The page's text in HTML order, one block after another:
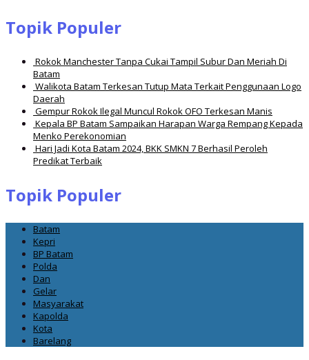
Topik Populer
Rokok Manchester Tanpa Cukai Tampil Subur Dan Meriah Di
Batam
Walikota Batam Terkesan Tutup Mata Terkait Penggunaan Logo
Daerah
Gempur Rokok Ilegal Muncul Rokok OFO Terkesan Manis
Kepala BP Batam Sampaikan Harapan Warga Rempang Kepada
Menko Perekonomian
Hari Jadi Kota Batam 2024, BKK SMKN 7 Berhasil Peroleh
Predikat Terbaik
Topik Populer
Batam
Kepri
BP Batam
Polda
Dan
Gelar
Masyarakat
Kapolda
Kota
Barelang